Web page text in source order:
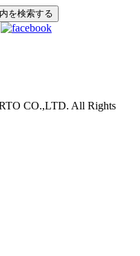
CO.,LTD. All Rights